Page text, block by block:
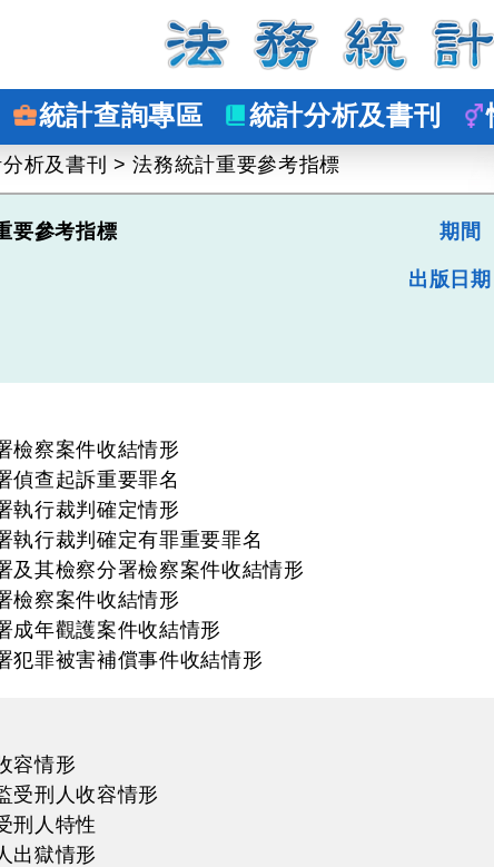
統計查詢專區 統計分析及書刊
析及書刊 >法務統計重要參考指標
要參考指標 期間
出版日期
檢察案件收結情形
偵查起訴重要罪名
執行裁判確定情形
執行裁判確定有罪重要罪名
及其檢察分署檢察案件收結情形
檢察案件收結情形
成年觀護案件收結情形
犯罪被害補償事件收結情形
容情形
受刑人收容情形
刑人特性
出獄情形